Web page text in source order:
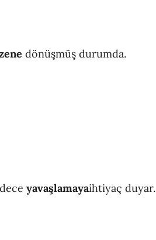
dönüşmüş durumda.
yavaşlamayaihtiyaç duyar.